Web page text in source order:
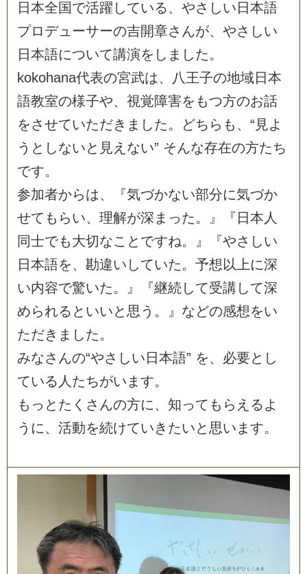
日 本全国で活躍 している、 やさ しい 日 本語
プロデュ ーサーの吉開章さ んが、 やさ しい
日 本語について講演を し ま した。
kokohana代表の宮武は、 八王子の地域日 本
語教室の様子や、 視覚障害を もつ方のお話
をさせていただき ま した。 どち ら も 、 “ 見よ
う と しないと 見え ない” そんな存在の方たち
です。
参加者からは、 『気づかない部分に気づか
せて も らい、 理解が深 ま った。 』 『 日 本 人
同士でも大切なこ と ですね。 』 『やさ しい
日 本語を、 勘違い していた。 予想 以 上に深
い内容で驚いた。 』 『継続 して受講 して深
められる と いいと 思 う 。 』 などの感想をい
ただき ま した。
みなさ んの“やさ しい 日 本語” を、 必要と し
ている 人 たちがい ま す。
も っ と た く さ んの方に、 知 って も ら え る よ
う に、 活動を続けていき たいと 思い ま す。